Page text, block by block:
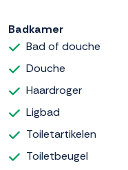
Badkamer
Bad of douche
Douche
Haardroger
Ligbad
Toiletartikelen
Toiletbeugel